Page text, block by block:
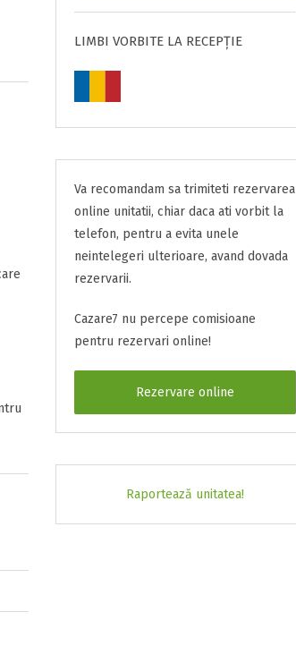
LIMBI VORBITE LA RECEPȚIE
Va recomandam sa trimiteti rezervarea
online unitatii, chiar daca ati vorbit la
telefon, pentru a evita unele
neintelegeri ulterioare, avand dovada
rezervarii.
Cazare7 nu percepe comisioane
pentru rezervari online!
Rezervare online
Raportează unitatea!